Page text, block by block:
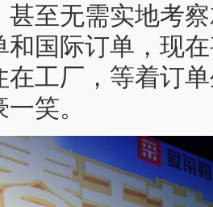
甚至无需实地考
和国际订单，现
工厂，等着订
笑。